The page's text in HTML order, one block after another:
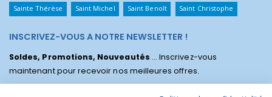
Sainte Thérèse Saint Michel Saint Benoît Saint Christophe
INSCRIVEZ-VOUS A NOTRE NEWSLETTER !
Soldes, Promotions, Nouveautés ... Inscrivez-vous
maintenant pour recevoir nos meilleures offres.